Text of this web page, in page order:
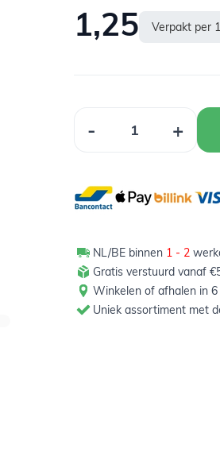
1,25 Verpakt per
- +
NL/BE binnen 1 - 2
Gratis verstuurd vanaf
Winkelen of afhalen in
Uniek assortiment met